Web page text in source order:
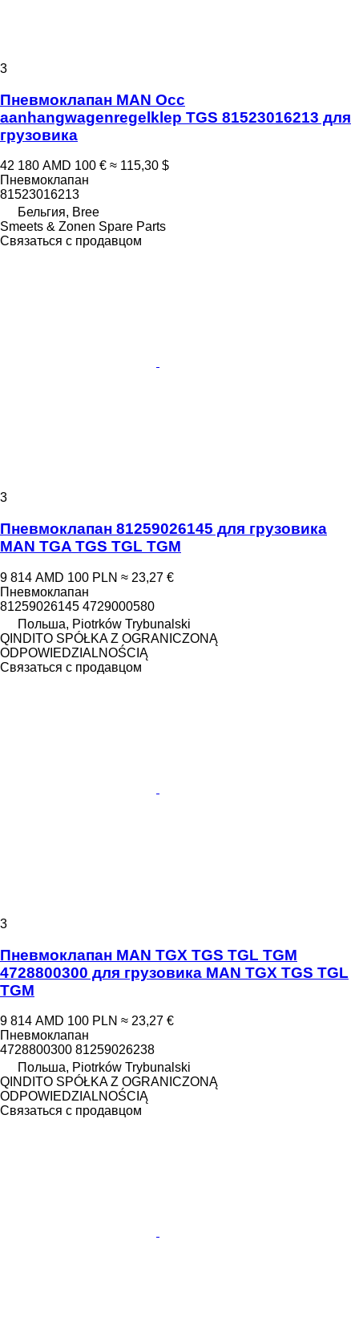
3
Пневмоклапан MAN Occ
aanhangwagenregelklep TGS 81523016213 для
грузовика
42 180 AMD 100 € ≈ 115,30 $
Пневмоклапан
81523016213
Бельгия, Bree
Smeets & Zonen Spare Parts
Связаться с продавцом
3
Пневмоклапан 81259026145 для грузовика
MAN TGA TGS TGL TGM
9 814 AMD 100 PLN ≈ 23,27 €
Пневмоклапан
81259026145 4729000580
Польша, Piotrków Trybunalski
QINDITO SPÓŁKA Z OGRANICZONĄ
ODPOWIEDZIALNOŚCIĄ
Связаться с продавцом
3
Пневмоклапан MAN TGX TGS TGL TGM
4728800300 для грузовика MAN TGX TGS TGL
TGM
9 814 AMD 100 PLN ≈ 23,27 €
Пневмоклапан
4728800300 81259026238
Польша, Piotrków Trybunalski
QINDITO SPÓŁKA Z OGRANICZONĄ
ODPOWIEDZIALNOŚCIĄ
Связаться с продавцом